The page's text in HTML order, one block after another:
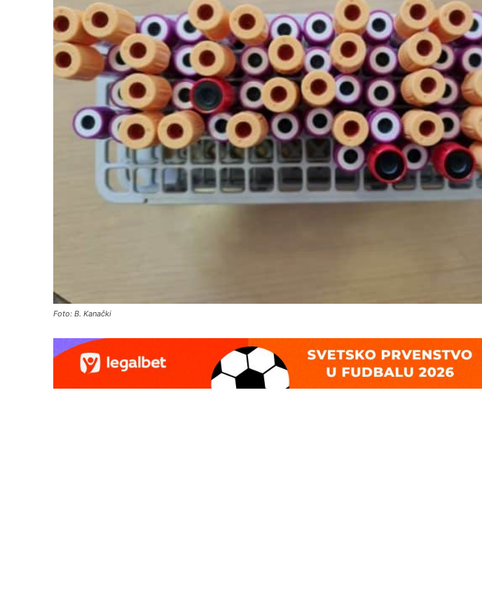
Foto: B. Kanački